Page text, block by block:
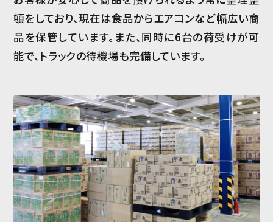
頓をしており、現在は食品からエアコンなど幅広い商
品を保管しています。また、同時に6台の荷受けが可
能で、トラックの待機場も完備しています。